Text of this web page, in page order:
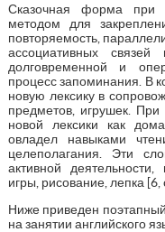
Сказочная форма при
методом для
повторяемость,
ассоциативных
долговременной и
процесс запоминания. В
новую лексику в
предметов, игрушек.
новой лексики как
овладел навыками
целеполагания. Эти
активной
игры, рисование, лепка [6,
Ниже приведен
на занятии английского